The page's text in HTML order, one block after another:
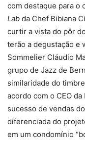
com destaque para o
Lab da Chef Bibiana
curtir a vista do pôr
terão a degustação e
Sommelier Cláudio
grupo de Jazz de
similaridade do
acordo com o CEO
sucesso de vendas
diferenciada do
em um condomínio